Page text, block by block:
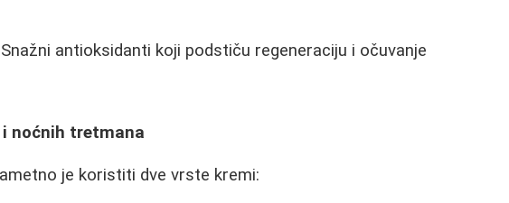
antioksidanti koji podstiču regeneraciju i očuvanje
noćnih tretmana
je koristiti dve vrste kremi: